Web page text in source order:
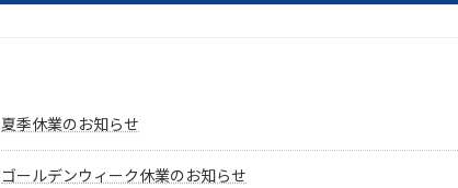
夏季休業のお知らせ
ゴールデンウィーク休業のお知らせ